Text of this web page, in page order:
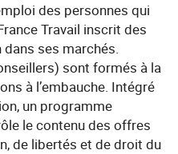
des personnes qui
Travail inscrit des
ses marchés.
sont formés à la
à l’embauche. Intégré
un programme
le contenu des offres
de libertés et de droit du